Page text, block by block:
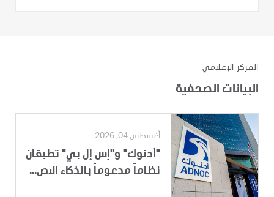
المركز الإعلامي
البيانات الصحفية
أغسطس 04, 2026
"أدنوك" و"إس إل بي" تطبقان
نظاماً مدعوماً بالذكاء الاص...